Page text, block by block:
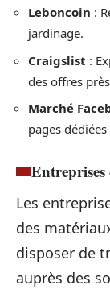
Leboncoin :
jardinage.
Craigslist :
des offres
Marché
pages
Entreprises
Les
des
disposer de
auprès des